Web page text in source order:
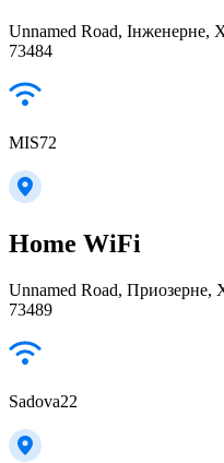
Unnamed Road, Інженерне,
73484
MIS72
Home WiFi
Unnamed Road, Приозерне,
73489
Sadova22